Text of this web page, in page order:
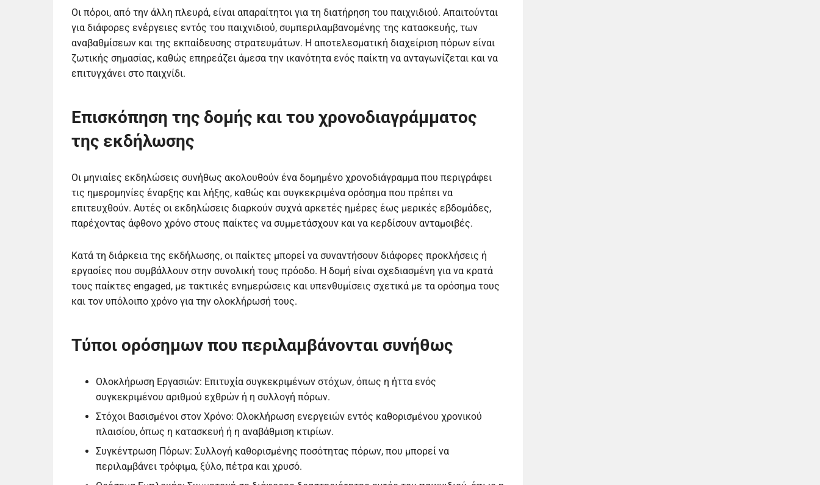
Οι πόροι, από την άλλη πλευρά, είναι απαραίτητοι για τη διατήρηση του παιχνιδιού. Απαιτούνται
για διάφορες ενέργειες εντός του παιχνιδιού, συμπεριλαμβανομένης της κατασκευής, των
αναβαθμίσεων και της εκπαίδευσης στρατευμάτων. Η αποτελεσματική διαχείριση πόρων είναι
ζωτικής σημασίας, καθώς επηρεάζει άμεσα την ικανότητα ενός παίκτη να ανταγωνίζεται και να
επιτυγχάνει στο παιχνίδι.
Επισκόπηση της δομής και του χρονοδιαγράμματος
της εκδήλωσης
Οι μηνιαίες εκδηλώσεις συνήθως ακολουθούν ένα δομημένο χρονοδιάγραμμα που περιγράφει
τις ημερομηνίες έναρξης και λήξης, καθώς και συγκεκριμένα ορόσημα που πρέπει να
επιτευχθούν. Αυτές οι εκδηλώσεις διαρκούν συχνά αρκετές ημέρες έως μερικές εβδομάδες,
παρέχοντας άφθονο χρόνο στους παίκτες να συμμετάσχουν και να κερδίσουν ανταμοιβές.
Κατά τη διάρκεια της εκδήλωσης, οι παίκτες μπορεί να συναντήσουν διάφορες προκλήσεις ή
εργασίες που συμβάλλουν στην συνολική τους πρόοδο. Η δομή είναι σχεδιασμένη για να κρατά
τους παίκτες engaged, με τακτικές ενημερώσεις και υπενθυμίσεις σχετικά με τα ορόσημα τους
και τον υπόλοιπο χρόνο για την ολοκλήρωσή τους.
Τύποι ορόσημων που περιλαμβάνονται συνήθως
Ολοκλήρωση Εργασιών: Επιτυχία συγκεκριμένων στόχων, όπως η ήττα ενός
συγκεκριμένου αριθμού εχθρών ή η συλλογή πόρων.
Στόχοι Βασισμένοι στον Χρόνο: Ολοκλήρωση ενεργειών εντός καθορισμένου χρονικού
πλαισίου, όπως η κατασκευή ή η αναβάθμιση κτιρίων.
Συγκέντρωση Πόρων: Συλλογή καθορισμένης ποσότητας πόρων, που μπορεί να
περιλαμβάνει τρόφιμα, ξύλο, πέτρα και χρυσό.